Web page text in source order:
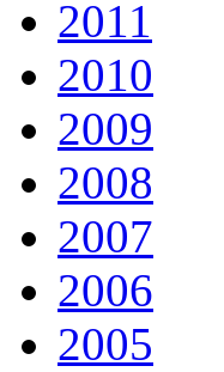
2011
2010
2009
2008
2007
2006
2005